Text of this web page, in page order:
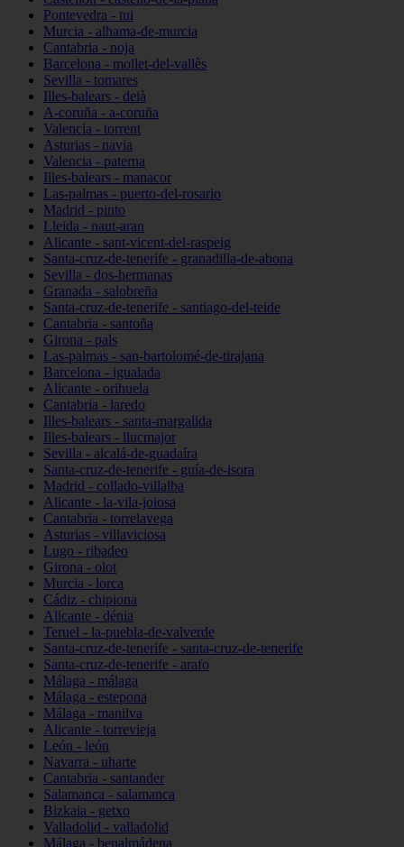
Pontevedra - tui
Murcia - alhama-de-murcia
Cantabria - noja
Barcelona - mollet-del-vallès
Sevilla - tomares
Illes-balears - deià
A-coruña - a-coruña
Valencia - torrent
Asturias - navia
Valencia - paterna
Illes-balears - manacor
Las-palmas - puerto-del-rosario
Madrid - pinto
Lleida - naut-aran
Alicante - sant-vicent-del-raspeig
Santa-cruz-de-tenerife - granadilla-de-abona
Sevilla - dos-hermanas
Granada - salobreña
Santa-cruz-de-tenerife - santiago-del-teide
Cantabria - santoña
Girona - pals
Las-palmas - san-bartolomé-de-tirajana
Barcelona - igualada
Alicante - orihuela
Cantabria - laredo
Illes-balears - santa-margalida
Illes-balears - llucmajor
Sevilla - alcalá-de-guadaíra
Santa-cruz-de-tenerife - guía-de-isora
Madrid - collado-villalba
Alicante - la-vila-joiosa
Cantabria - torrelavega
Asturias - villaviciosa
Lugo - ribadeo
Girona - olot
Murcia - lorca
Cádiz - chipiona
Alicante - dénia
Teruel - la-puebla-de-valverde
Santa-cruz-de-tenerife - santa-cruz-de-tenerife
Santa-cruz-de-tenerife - arafo
Málaga - málaga
Málaga - estepona
Málaga - manilva
Alicante - torrevieja
León - león
Navarra - uharte
Cantabria - santander
Salamanca - salamanca
Bizkaia - getxo
Valladolid - valladolid
Málaga - benalmádena